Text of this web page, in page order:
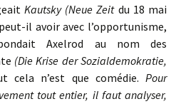
Kautsky (Neue Zeit du 18 mai
il avoir avec l’opportunisme,
Axelrod au nom des
(Die Krise der Sozialdemokratie,
cela n’est que comédie. Pour
tout entier, il faut analyser,